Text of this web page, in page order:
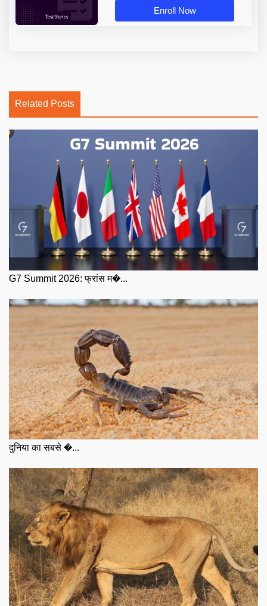
Enroll Now
Related Posts
G7 Summit 2026: फ्रांस म�...
दुनिया का सबसे �...